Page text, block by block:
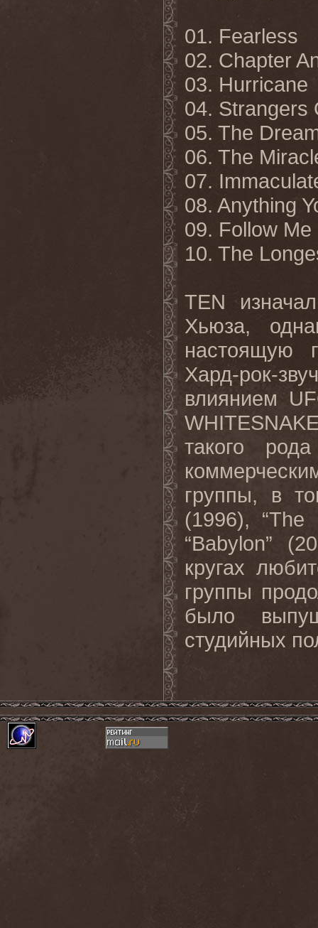
01. Fearless
02. Chapter
03. Hurricane
04. Strangers
05. The
06. The
07.
08. Anything
09. Follow
10. The
TEN
Хьюза,
настоящую
Хард-рок-
влиянием
такого
группы, в
(1996), “The
“Babylon”
кругах
группы
было
студийных